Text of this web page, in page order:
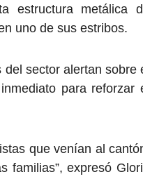
estructura metálica
uno de sus estribos.
sector alertan sobre
para reforzar
que venían al
familias”, expresó